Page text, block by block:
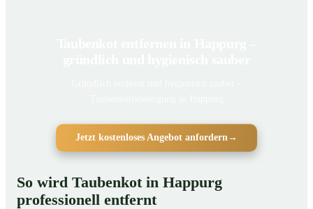
Jetzt kostenloses Angebot anfordern →
So wird Taubenkot in Happurg
professionell entfernt